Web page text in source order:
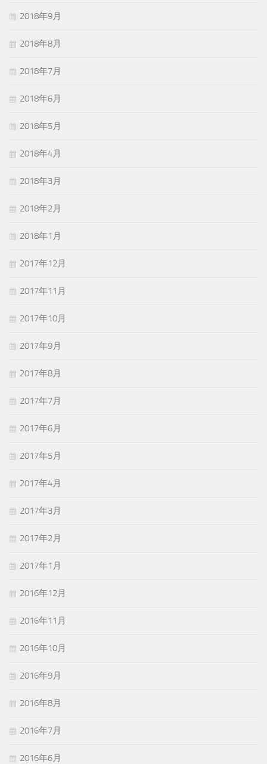
2018年9月
2018年8月
2018年7月
2018年6月
2018年5月
2018年4月
2018年3月
2018年2月
2018年1月
2017年12月
2017年11月
2017年10月
2017年9月
2017年8月
2017年7月
2017年6月
2017年5月
2017年4月
2017年3月
2017年2月
2017年1月
2016年12月
2016年11月
2016年10月
2016年9月
2016年8月
2016年7月
2016年6月